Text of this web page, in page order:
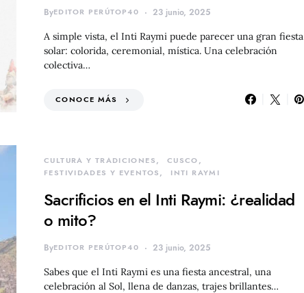
ByEDITOR PERÚTOP40 23 junio, 2025
A simple vista, el Inti Raymi puede parecer una gran fiesta
solar: colorida, ceremonial, mística. Una celebración
colectiva…
CONOCE MÁS
CULTURA Y TRADICIONES
CUSCO
FESTIVIDADES Y EVENTOS
INTI RAYMI
Sacrificios en el Inti Raymi: ¿realidad
o mito?
ByEDITOR PERÚTOP40 23 junio, 2025
Sabes que el Inti Raymi es una fiesta ancestral, una
celebración al Sol, llena de danzas, trajes brillantes…